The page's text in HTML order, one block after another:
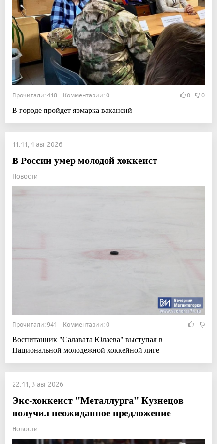
Прочитали: 418 Комментарии: 0 0 0
В городе пройдет ярмарка вакансий
11:11, 4 авг 2026
В России умер молодой хоккеист
Новости
Прочитали: 941 Комментарии: 0
Воспитанник "Салавата Юлаева" выступал в
Национальной молодежной хоккейной лиге
22:11, 3 авг 2026
Экс-хоккеист "Металлурга" Кузнецов
получил неожиданное предложение
Новости